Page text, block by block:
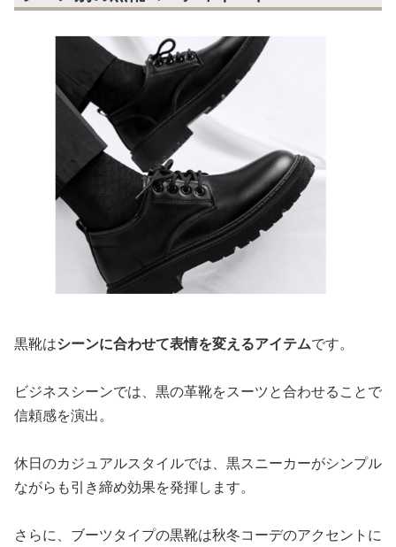
黒靴はシーンに合わせて表情を変えるアイテムです。
ビジネスシーンでは、黒の革靴をスーツと合わせることで
信頼感を演出。
休日のカジュアルスタイルでは、黒スニーカーがシンプル
ながらも引き締め効果を発揮します。
さらに、ブーツタイプの黒靴は秋冬コーデのアクセントに